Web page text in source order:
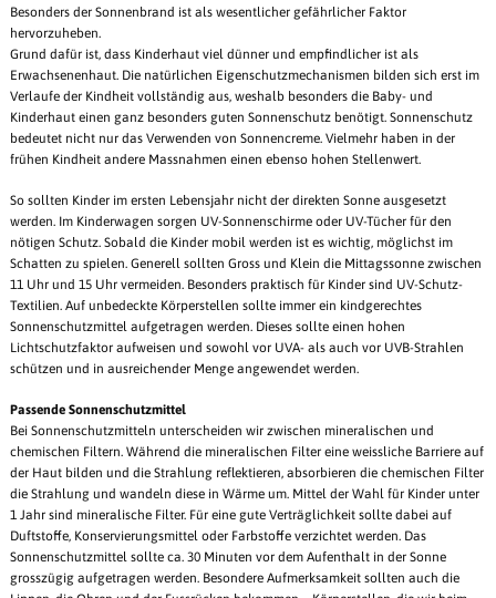
Besonders der Sonnenbrand ist als wesentlicher gefährlicher Faktor
hervorzuheben.
Grund dafür ist, dass Kinderhaut viel dünner und empfindlicher ist als
Erwachsenenhaut. Die natürlichen Eigenschutzmechanismen bilden sich erst im
Verlaufe der Kindheit vollständig aus, weshalb besonders die Baby- und
Kinderhaut einen ganz besonders guten Sonnenschutz benötigt. Sonnenschutz
bedeutet nicht nur das Verwenden von Sonnencreme. Vielmehr haben in der
frühen Kindheit andere Massnahmen einen ebenso hohen Stellenwert.
So sollten Kinder im ersten Lebensjahr nicht der direkten Sonne ausgesetzt
werden. Im Kinderwagen sorgen UV-Sonnenschirme oder UV-Tücher für den
nötigen Schutz. Sobald die Kinder mobil werden ist es wichtig, möglichst im
Schatten zu spielen. Generell sollten Gross und Klein die Mittagssonne zwischen
11 Uhr und 15 Uhr vermeiden. Besonders praktisch für Kinder sind UV-Schutz-
Textilien. Auf unbedeckte Körperstellen sollte immer ein kindgerechtes
Sonnenschutzmittel aufgetragen werden. Dieses sollte einen hohen
Lichtschutzfaktor aufweisen und sowohl vor UVA- als auch vor UVB-Strahlen
schützen und in ausreichender Menge angewendet werden.
Passende Sonnenschutzmittel
Bei Sonnenschutzmitteln unterscheiden wir zwischen mineralischen und
chemischen Filtern. Während die mineralischen Filter eine weissliche Barriere auf
der Haut bilden und die Strahlung reflektieren, absorbieren die chemischen Filter
die Strahlung und wandeln diese in Wärme um. Mittel der Wahl für Kinder unter
1 Jahr sind mineralische Filter. Für eine gute Verträglichkeit sollte dabei auf
Duftstoffe, Konservierungsmittel oder Farbstoffe verzichtet werden. Das
Sonnenschutzmittel sollte ca. 30 Minuten vor dem Aufenthalt in der Sonne
grosszügig aufgetragen werden. Besondere Aufmerksamkeit sollten auch die